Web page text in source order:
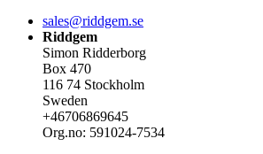
sales@riddgem.se
Riddgem
Simon Ridderborg
Box 470
116 74 Stockholm
Sweden
+46706869645
Org.no: 591024-7534